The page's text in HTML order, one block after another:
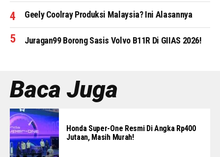
Geely Coolray Produksi Malaysia? Ini Alasannya
Juragan99 Borong Sasis Volvo B11R Di GIIAS 2026!
Baca Juga
Honda Super-One Resmi Di Angka Rp400
Jutaan, Masih Murah!